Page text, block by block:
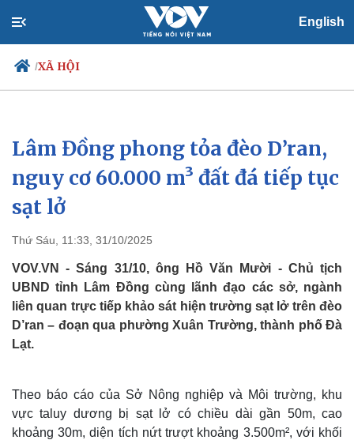
English
/XÃ HỘI
Chính trị
Tổ chức nhân sự
Quốc hội
Nhận diện sự thật
Xã hội
Tin 24h
Dự báo thời tiết
Lâm Đồng phong tỏa đèo D’ran,
nguy cơ 60.000 m³ đất đá tiếp tục
sạt lở
Thứ Sáu, 11:33, 31/10/2025
VOV.VN - Sáng 31/10, ông Hồ Văn Mười - Chủ tịch
UBND tỉnh Lâm Đồng cùng lãnh đạo các sở, ngành
liên quan trực tiếp khảo sát hiện trường sạt lở trên đèo
D’ran – đoạn qua phường Xuân Trường, thành phố Đà
Lạt.
Theo báo cáo của Sở Nông nghiệp và Môi trường, khu
vực taluy dương bị sạt lở có chiều dài gần 50m, cao
khoảng 30m, diện tích nứt trượt khoảng 3.500m², với khối